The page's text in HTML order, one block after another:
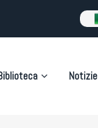
Notizie